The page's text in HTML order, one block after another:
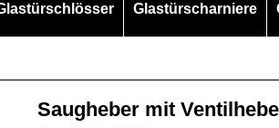
Glastürscharniere
Saugheber mit